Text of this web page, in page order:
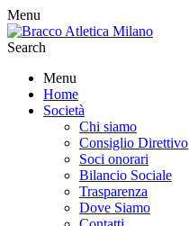
Menu
Search
Menu
Home
Società
Chi siamo
Consiglio Direttivo
Soci onorari
Bilancio Sociale
Trasparenza
Dove Siamo